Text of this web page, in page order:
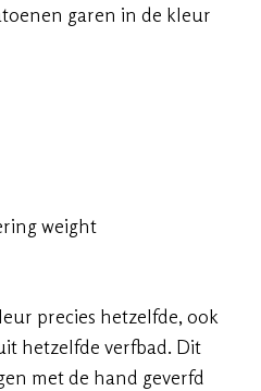
garen in de kleur
weight
precies hetzelfde, ook
hetzelfde verfbad. Dit
met de hand geverfd